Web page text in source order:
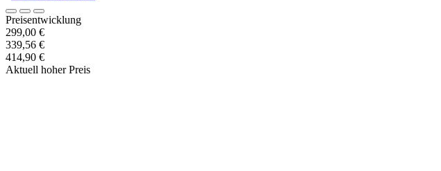
Preisentwicklung
299,00 €
339,56 €
414,90 €
Aktuell hoher Preis